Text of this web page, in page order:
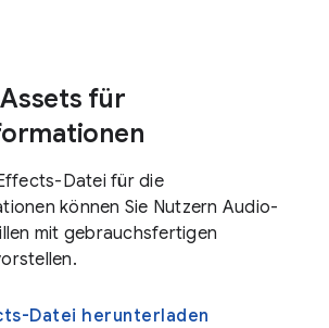
für
Datei für die
können Sie Nutzern Audio-
mit gebrauchsfertigen
Datei herunterladen